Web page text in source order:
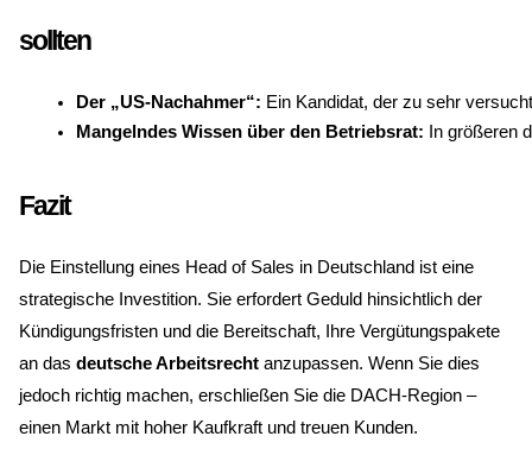
sollten
Der „US-Nachahmer“: Ein Kandidat, der zu sehr
Mangelndes Wissen über den Betriebsrat: In größeren
Fazit
Die Einstellung eines Head of Sales in Deutschland ist eine
strategische Investition. Sie erfordert Geduld hinsichtlich der
Kündigungsfristen und die Bereitschaft, Ihre Vergütungspakete
an das deutsche Arbeitsrecht anzupassen. Wenn Sie dies
jedoch richtig machen, erschließen Sie die DACH-Region –
einen Markt mit hoher Kaufkraft und treuen Kunden.